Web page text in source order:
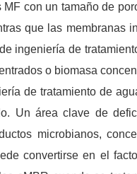
con un tamaño de
que las membranas
ingeniería de
o biomasa
de tratamiento de
Un área clave de
microbianos,
convertirse en el